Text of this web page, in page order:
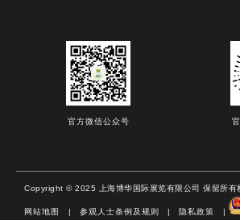
官方微信公众号
Copyright © 2025 上海博华国际展览有限公司 保留所有
网站地图 | 参观人士条例及规则 | 隐私政策 |